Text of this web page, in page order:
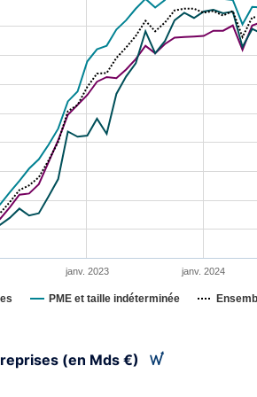
0.5 to 5.5.
PME et taille indéterminée
janv. 2023 janv. 2024
(en Mds €)